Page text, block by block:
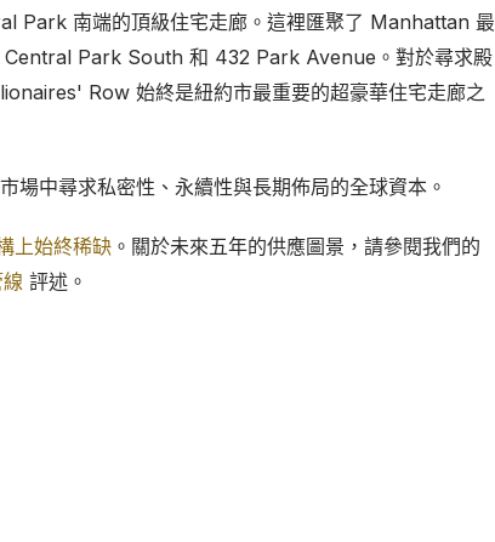
Park 南端的頂級住宅走廊。這裡匯聚了 Manhattan 最
Park South 和 432 Park Avenue。對於尋求殿
Row 始終是紐約市最重要的超豪華住宅走廊之
中尋求私密性、永續性與長期佈局的全球資本。
上始終稀缺。關於未來五年的供應圖景，請參閱我們的
評述。